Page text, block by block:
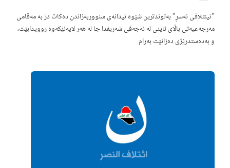
"ئیئتلافی نەسڕ" بەتوندترین شێوە ئیدانەی سنووربەزاندن دەکات دژ بە مەقامی
مەرجەعیەتی باڵای ئاینی لە نەجەفی شەریفدا جا لە هەر لایەنێکەوە روویدابێت،
و بەدەستدرێژی دەزانێت بەرام